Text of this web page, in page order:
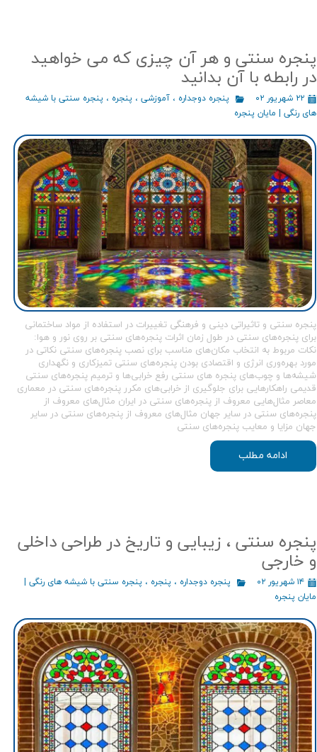
پنجره سنتی و هر آن چیزی که می خواهید
در رابطه با آن بدانید
۲۲ شهریور ۰۲ پنجره دوجداره ، آموزشی ، پنجره ، پنجره سنتی با شیشه
های رنگی | مایان پنجره
پنجره سنتی و تاثیراتی دینی و فرهنگی تغییرات در استفاده از مواد ساختمانی
برای پنجره‌های سنتی در طول زمان اثرات پنجره‌های سنتی بر روی نور و هوا:
نکات مربوط به انتخاب مکان‌های مناسب برای نصب پنجره‌های سنتی نکاتی در
مورد بهره‌وری انرژی و اقتصادی بودن پنجره‌های سنتی تمیزکاری و نگهداری
شیشه‌ها و چوب‌های پنجره های سنتی رفع خرابی‌ها و ترمیم پنجره‌های سنتی
قدیمی راهکارهایی برای جلوگیری از خرابی‌های مکرر پنجره‌های سنتی در معماری
معاصر مثال‌هایی معروف از پنجره‌های سنتی در ایران مثال‌های معروف از
پنجره‌های سنتی در سایر جهان مثال‌های معروف از پنجره‌های سنتی در سایر
جهان مزایا و معایب پنجره‌های سنتی
ادامه مطلب
پنجره‌ سنتی ، زیبایی و تاریخ در طراحی داخلی
و خارجی
۱۴ شهریور ۰۲ پنجره دوجداره ، پنجره ، پنجره سنتی با شیشه های رنگی |
مایان پنجره